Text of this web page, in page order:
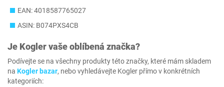
EAN: 4018587765027
ASIN: B074PXS4CB
Je Koglervaše oblíbená značka?
Podívejte se na všechny produkty této značky, které mám skladem
na Kogler bazar, nebo vyhledávejte Kogler přímo v konkrétních
kategoriích: